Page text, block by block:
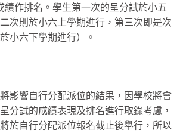
績作排名。學生第一次的呈分試於小五
次則於小六上學期進行，第三次即是次
小六下學期進行）。
影響自行分配派位的結果，因學校將會
分試的成績表現及排名進行取錄考慮，
於自行分配派位報名截止後舉行，所以